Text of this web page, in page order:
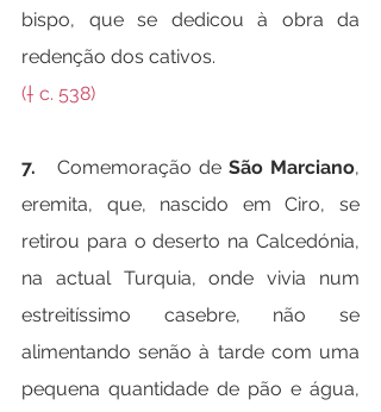
bispo, que se dedicou à obra da
redenção dos cativos.
(† c. 538)
7. Comemoração de São Marciano,
eremita, que, nascido em Ciro, se
retirou para o deserto na Calcedónia,
na actual Turquia, onde vivia num
estreitíssimo casebre, não se
alimentando senão à tarde com uma
pequena quantidade de pão e água,